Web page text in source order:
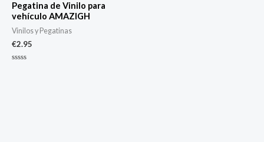
Pegatina de Vinilo para
vehículo AMAZIGH
Vinilos y Pegatinas
€2.95